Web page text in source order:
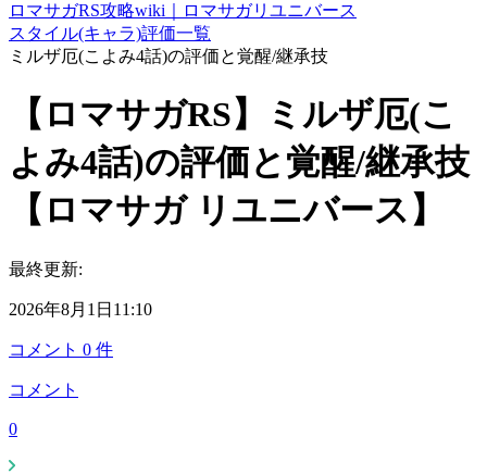
ロマサガRS攻略wiki｜ロマサガリユニバース
スタイル(キャラ)評価一覧
ミルザ厄(こよみ4話)の評価と覚醒/継承技
【ロマサガRS】ミルザ厄(こ
よみ4話)の評価と覚醒/継承技
【ロマサガ リユニバース】
最終更新:
2026年8月1日11:10
コメント 0 件
コメント
0